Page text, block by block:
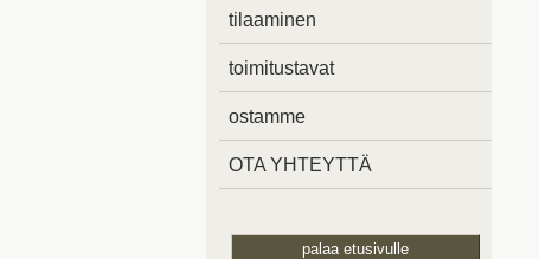
tilaaminen
toimitustavat
ostamme
OTA YHTEYTTÄ
palaa etusivulle